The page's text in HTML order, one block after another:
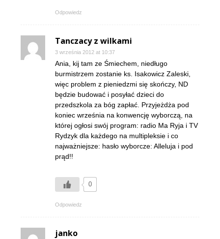
Odpowiedz
Tanczacy z wilkami
3 września 2012 at 10:37
Ania, kij tam ze Śmiechem, niedługo
burmistrzem zostanie ks. Isakowicz Zaleski,
więc problem z pieniedzmi się skończy, ND
będzie budować i posyłać dzieci do
przedszkola za bóg zapłać. Przyjeżdża pod
koniec września na konwencję wyborczą, na
której ogłosi swój program: radio Ma Ryja i TV
Rydzyk dla każdego na multipleksie i co
najważniejsze: hasło wyborcze: Alleluja i pod
prąd!!
0
Odpowiedz
janko